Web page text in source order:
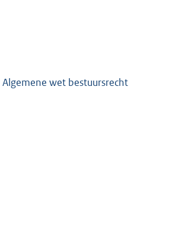
wet bestuursrecht